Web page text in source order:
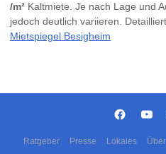
/m² Kaltmiete. Je nach Lage und
jedoch deutlich variieren.
Mietspiegel Besigheim
Ratgeber Presse Lokales